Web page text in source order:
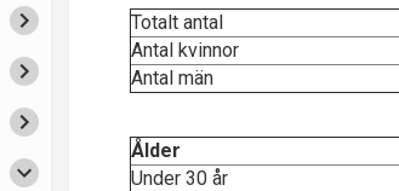
Totalt antal
Antal kvinnor
Antal män
Ålder
Under 30 år